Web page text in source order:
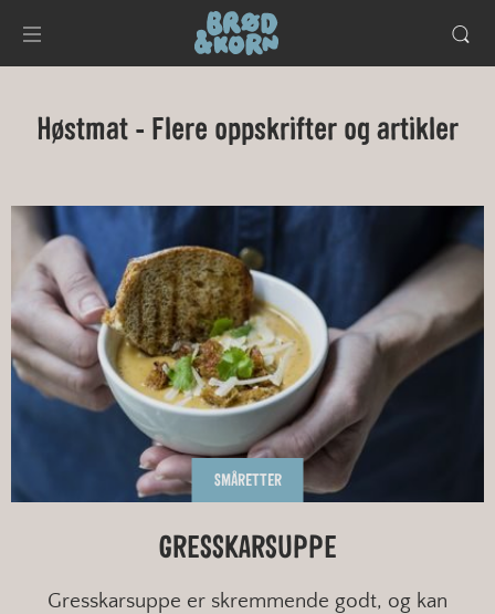
Høstmat - Flere oppskrifter og artikler
SMÅRETTER
GRESSKARSUPPE
Gresskarsuppe er skremmende godt, og kan